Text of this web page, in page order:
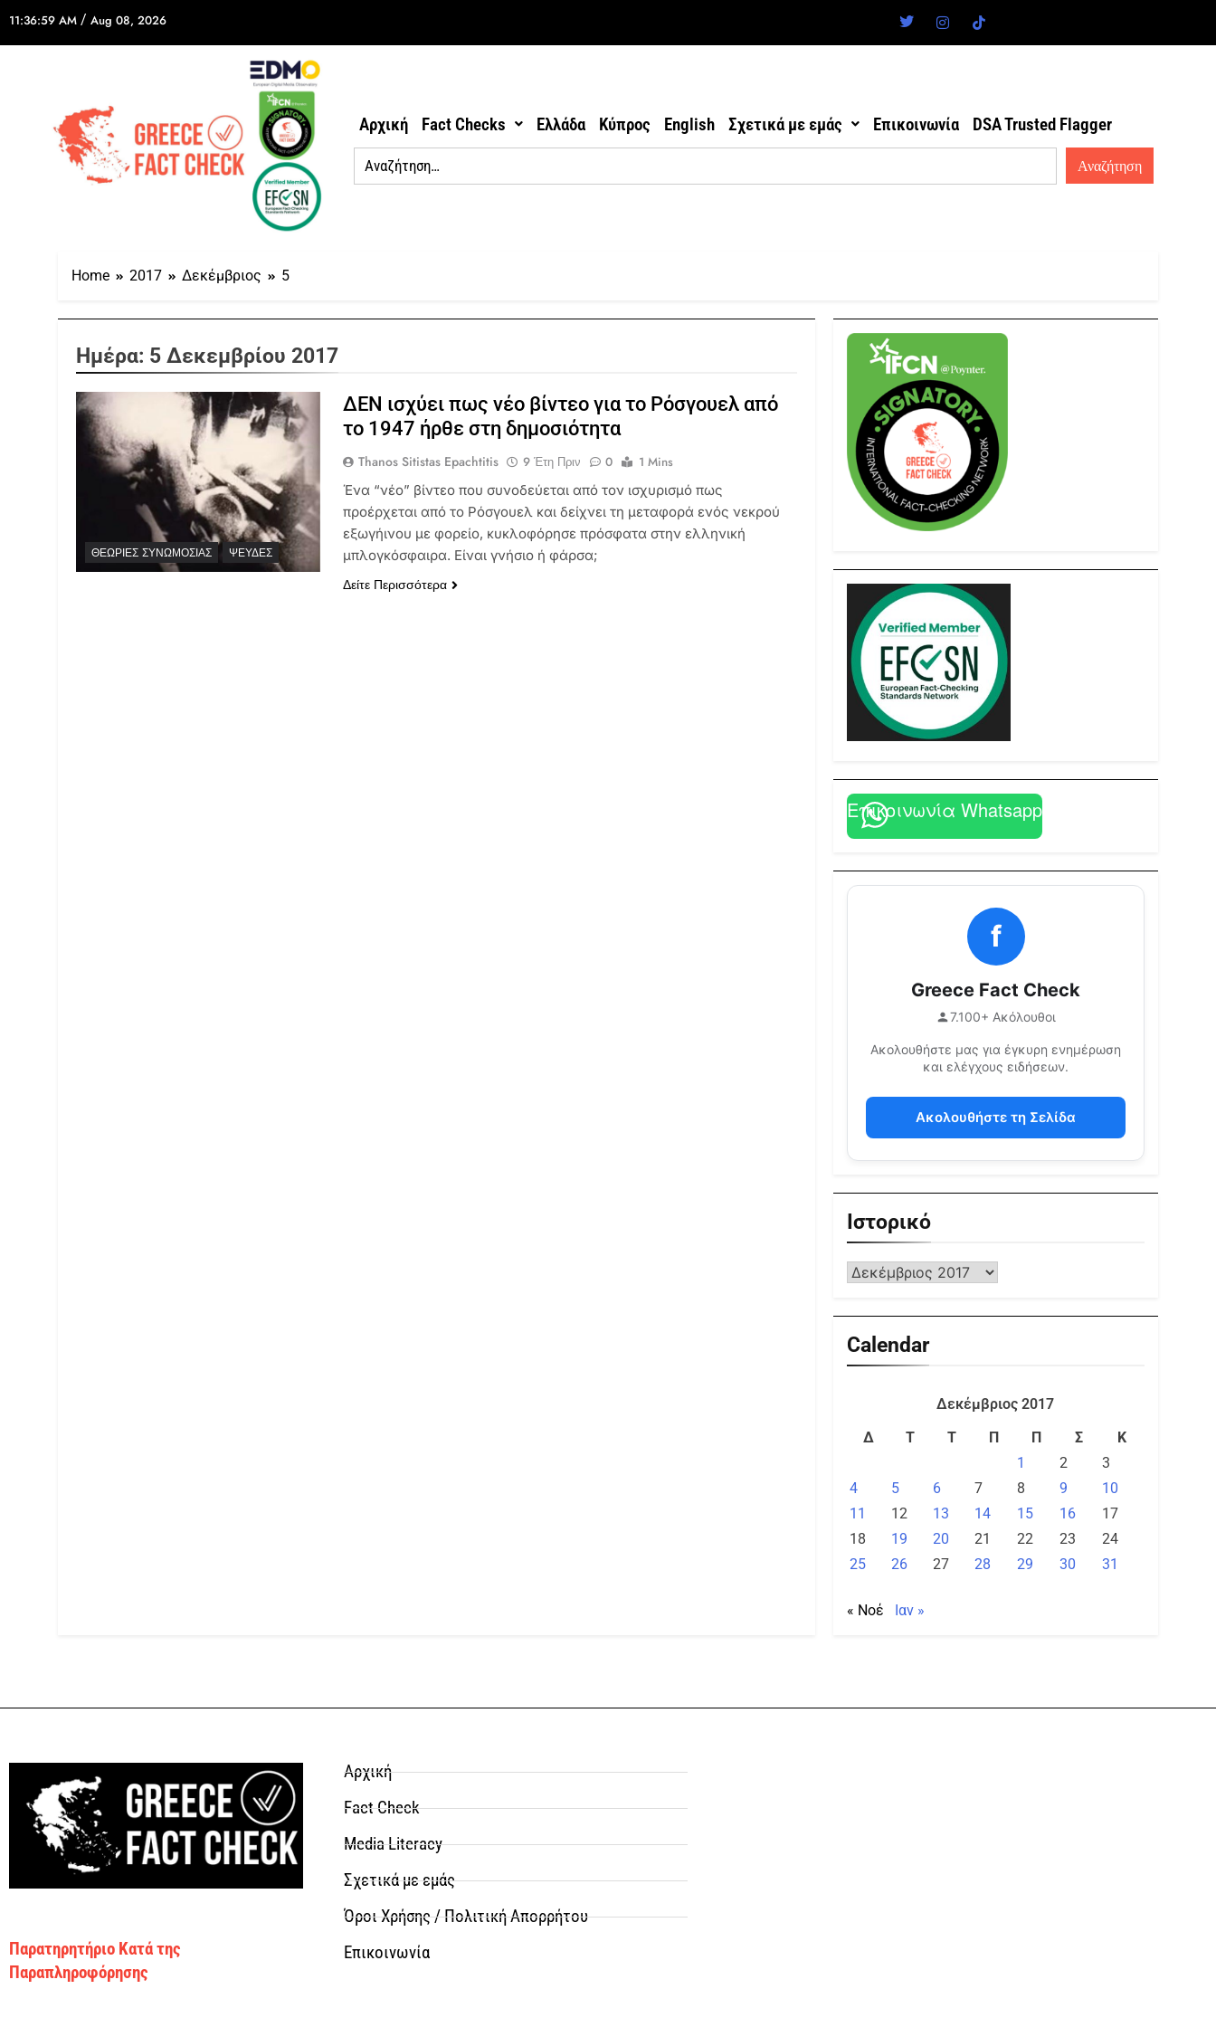
11:36:59 AM / Aug 08, 2026
Αρχική Fact Checks Ελλάδα Κύπρος English Σχετικά με εμάς Επικοινωνία DSA Trusted Flagger
Home 2017 Δεκέμβριος 5
Ημέρα: 5 Δεκεμβρίου 2017
ΘΕΩΡΊΕΣ ΣΥΝΩΜΟΣΊΑΣ ΨΕΥΔΈΣ
ΔΕΝ ισχύει πως νέο βίντεο για το Ρόσγουελ από
το 1947 ήρθε στη δημοσιότητα
Thanos Sitistas Epachtitis 9 Έτη Πριν 0
1 Mins
Ένα “νέο” βίντεο που συνοδεύεται από τον ισχυρισμό πως
προέρχεται από το Ρόσγουελ και δείχνει τη μεταφορά ενός νεκρού
εξωγήινου με φορείο, κυκλοφόρησε πρόσφατα στην ελληνική
μπλογκόσφαιρα. Είναι γνήσιο ή φάρσα;
Δείτε Περισσότερα
Επικοινωνία Whatsapp
f
Greece Fact Check
7.100+ Ακόλουθοι
Ακολουθήστε μας για έγκυρη ενημέρωση
και ελέγχους ειδήσεων.
Ακολουθήστε τη Σελίδα
Ιστορικό
Calendar
Δεκέμβριος 2017
Δ
Τ Τ Π Π Σ
Κ
1
2
3
4
5 6 7 8 9
10
11
12 13 14 15 16
17
18
19 20 21 22 23
24
25
26 27 28 29 30 31
« Νοέ Ιαν »
Παρατηρητήριο Κατά της
Παραπληροφόρησης
Αρχική
Fact Check
Media Literacy
Σχετικά με εμάς
Όροι Χρήσης / Πολιτική Απορρήτου
Επικοινωνία